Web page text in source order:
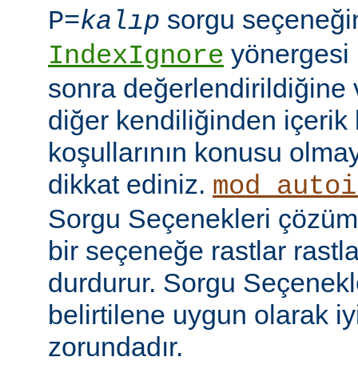
P=kalıp sorgu
IndexIgnore yönergesi
sonra değerlendirildiğine
diğer kendiliğinden içerik
koşullarının konusu
dikkat ediniz.
Sorgu Seçenekleri
bir seçeneğe rastlar
durdurur. Sorgu
belirtilene uygun olarak
zorundadır.